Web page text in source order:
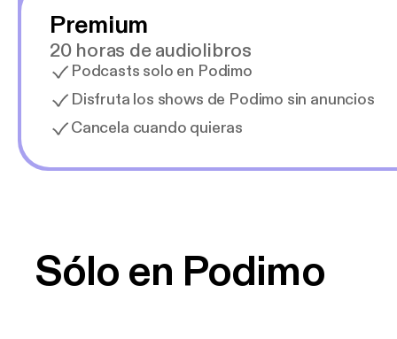
Premium
20 horas de audiolibros
Podcasts solo en Podimo
Disfruta los shows de Podimo sin anuncios
Cancela cuando quieras
Sólo en Podimo